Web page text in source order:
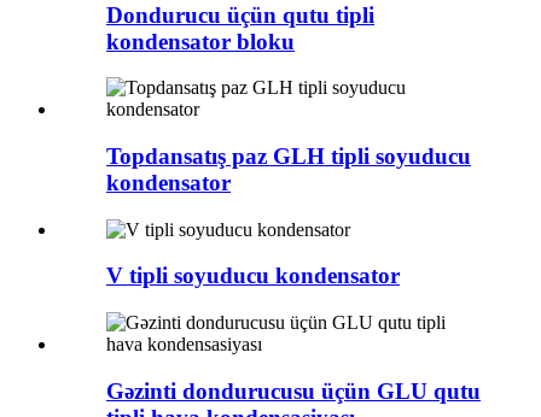
Dondurucu üçün qutu tipli
kondensator bloku
Topdansatış paz GLH tipli soyuducu
kondensator
V tipli soyuducu kondensator
Gəzinti dondurucusu üçün GLU qutu